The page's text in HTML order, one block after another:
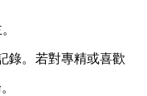
錄。若對專精或喜歡